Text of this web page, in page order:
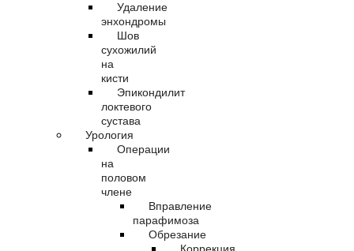
Удаление
энхондромы
Шов
сухожилий
на
кисти
Эпикондилит
локтевого
сустава
Урология
Операции
на
половом
члене
Вправление
парафимоза
Обрезание